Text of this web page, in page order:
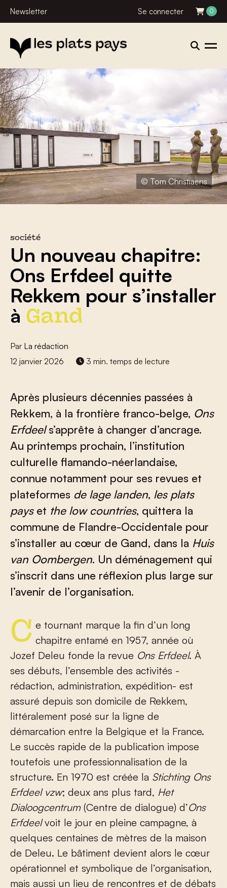
Newsletter Se connecter 0
© Tom Christiaens
société
Un nouveau chapitre:
Ons Erfdeel quitte
Rekkem pour s’installer
à Gand
Par La rédaction
12 janvier 2026
3 min. temps de lecture
Après plusieurs décennies passées à
Rekkem, à la frontière franco-belge, Ons
Erfdeels’apprête à changer d’ancrage.
Au printemps prochain, l’institution
culturelle flamando-néerlandaise,
connue notamment pour ses revues et
plateformes de lage landen, les plats
payset the low countries, quittera la
commune de Flandre-Occidentale pour
s’installer au cœur de Gand, dans la Huis
van Oombergen. Un déménagement qui
s’inscrit dans une réflexion plus large sur
l’avenir de l’organisation.
Ce tournant marque la fin d’un long chapitre entamé en 1957, année où
Jozef Deleu fonde la revue Ons Erfdeel. À
ses débuts, l’ensemble des activités -
rédaction, administration, expédition- est
assuré depuis son domicile de Rekkem,
littéralement posé sur la ligne de
démarcation entre la Belgique et la France.
Le succès rapide de la publication impose
toutefois une professionnalisation de la
structure. En 1970 est créée la Stichting Ons
Erfdeel vzw; deux ans plus tard, Het
Dialoogcentrum (Centre de dialogue) d’Ons
Erfdeelvoit le jour en pleine campagne, à
quelques centaines de mètres de la maison
de Deleu. Le bâtiment devient alors le cœur
opérationnel et symbolique de l’organisation,
mais aussi un lieu de rencontres et de débats